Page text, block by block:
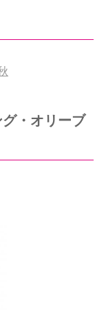
・オリーブ